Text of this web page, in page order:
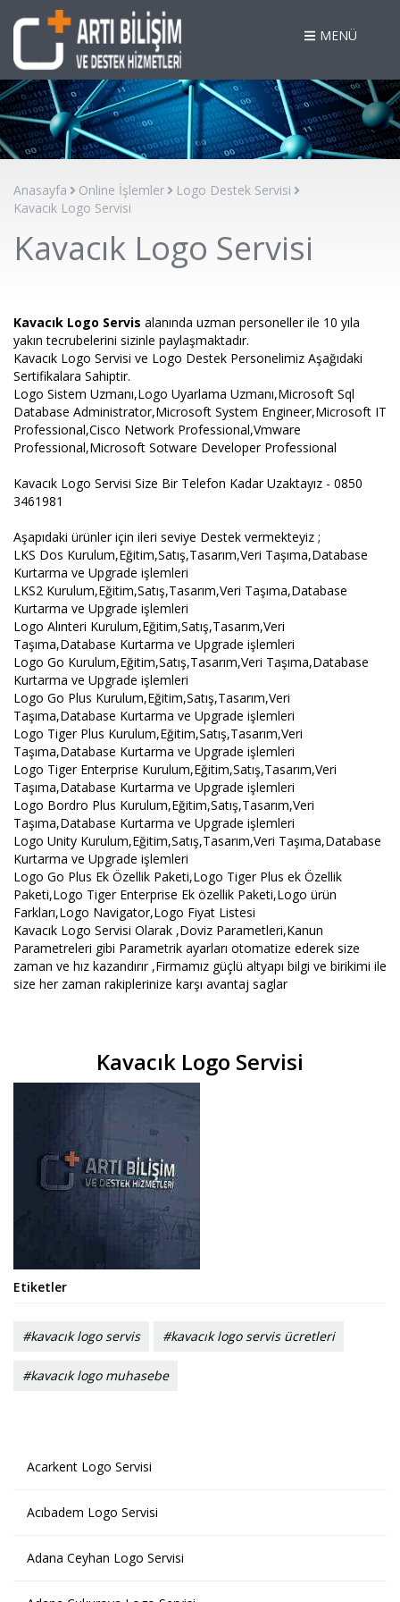
MENÜ
Anasayfa Online İşlemler
Logo Destek Servisi
Kavacık Logo Servisi
Kavacık Logo Servisi
Kavacık Logo Servis alanında uzman personeller ile 10 yıla
yakın tecrubelerini sizinle paylaşmaktadır.
Kavacık Logo Servisi ve Logo Destek Personelimiz Aşağıdaki
Sertifikalara Sahiptir.
Logo Sistem Uzmanı,Logo Uyarlama Uzmanı,Microsoft Sql
Database Administrator,Microsoft System Engineer,Microsoft IT
Professional,Cisco Network Professional,Vmware
Professional,Microsoft Sotware Developer Professional
Kavacık Logo Servisi Size Bir Telefon Kadar Uzaktayız - 0850
3461981
Aşapıdaki ürünler için ileri seviye Destek vermekteyiz ;
LKS Dos Kurulum,Eğitim,Satış,Tasarım,Veri Taşıma,Database
Kurtarma ve Upgrade işlemleri
LKS2 Kurulum,Eğitim,Satış,Tasarım,Veri Taşıma,Database
Kurtarma ve Upgrade işlemleri
Logo Alınteri Kurulum,Eğitim,Satış,Tasarım,Veri
Taşıma,Database Kurtarma ve Upgrade işlemleri
Logo Go Kurulum,Eğitim,Satış,Tasarım,Veri Taşıma,Database
Kurtarma ve Upgrade işlemleri
Logo Go Plus Kurulum,Eğitim,Satış,Tasarım,Veri
Taşıma,Database Kurtarma ve Upgrade işlemleri
Logo Tiger Plus Kurulum,Eğitim,Satış,Tasarım,Veri
Taşıma,Database Kurtarma ve Upgrade işlemleri
Logo Tiger Enterprise Kurulum,Eğitim,Satış,Tasarım,Veri
Taşıma,Database Kurtarma ve Upgrade işlemleri
Logo Bordro Plus Kurulum,Eğitim,Satış,Tasarım,Veri
Taşıma,Database Kurtarma ve Upgrade işlemleri
Logo Unity Kurulum,Eğitim,Satış,Tasarım,Veri Taşıma,Database
Kurtarma ve Upgrade işlemleri
Logo Go Plus Ek Özellik Paketi,Logo Tiger Plus ek Özellik
Paketi,Logo Tiger Enterprise Ek özellik Paketi,Logo ürün
Farkları,Logo Navigator,Logo Fiyat Listesi
Kavacık Logo Servisi Olarak ,Doviz Parametleri,Kanun
Parametreleri gibi Parametrik ayarları otomatize ederek size
zaman ve hız kazandırır ,Firmamız güçlü altyapı bilgi ve birikimi ile
size her zaman rakiplerinize karşı avantaj saglar
Kavacık Logo Servisi
Etiketler
#kavacık logo servis #kavacık logo servis ücretleri
#kavacık logo muhasebe
Acarkent Logo Servisi
Acıbadem Logo Servisi
Adana Ceyhan Logo Servisi